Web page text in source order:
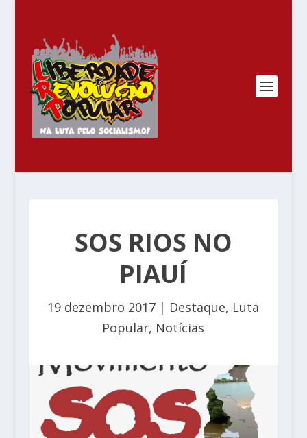
SOS RIOS NO
PIAUÍ
19 dezembro 2017 | Destaque, Luta
Popular, Notícias